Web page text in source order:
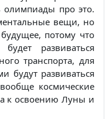
олимпиады про это.
вещи, но
потому что
развиваться
транспорта, для
будут развиваться
космические
к освоению Луны и